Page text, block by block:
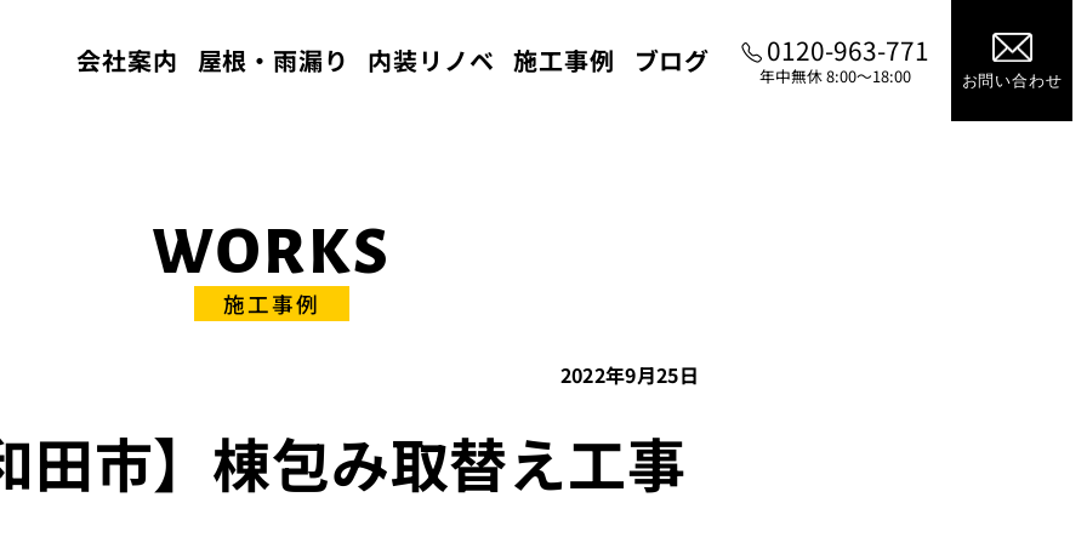
会社案内 屋根・雨漏り 内装リノベ 施工事例 ブログ 0120-963-771
年中無休 8:00～18:00 お問い合わせ
WORKS
施工事例
2022年9月25日
田市】棟包み取替え工事